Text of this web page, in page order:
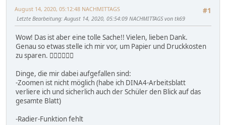
#1
August 14, 2020, 05:12:48 NACHMITTAGS
Letzte Bearbeitung: August 14, 2020, 05:54:09 NACHMITTAGS von tk69
Wow! Das ist aber eine tolle Sache!! Vielen, lieben Dank.
Genau so etwas stelle ich mir vor, um Papier und Druckkosten
zu sparen. 👍🏼👍🏼👍🏼
Dinge, die mir dabei aufgefallen sind:
-Zoomen ist nicht möglich (habe ich DINA4-Arbeitsblatt
verliere ich und sicherlich auch der Schüler den Blick auf das
gesamte Blatt)
-Radier-Funktion fehlt